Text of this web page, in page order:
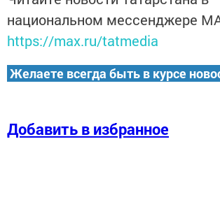
национальном мессенджере
https://max.ru/tatmedia
Желаете всегда быть в курсе
Добавить в избранное